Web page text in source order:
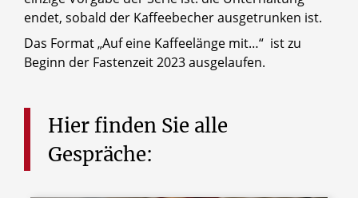
endet, sobald der Kaffeebecher ausgetrunken ist.
Das Format „Auf eine Kaffeelänge mit…“ ist zu
Beginn der Fastenzeit 2023 ausgelaufen.
Hierfinden Sie alle
Gespräche: